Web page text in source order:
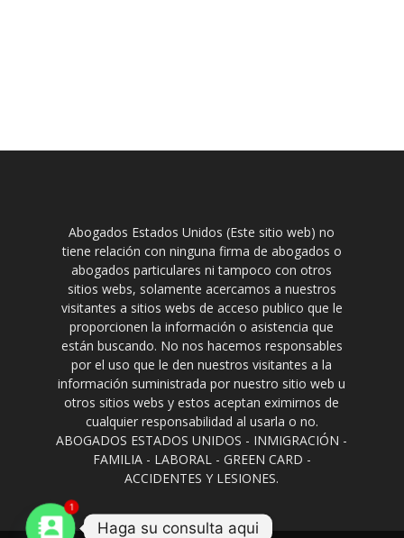
Abogados Estados Unidos (Este sitio web) no
tiene relación con ninguna firma de abogados o
abogados particulares ni tampoco con otros
sitios webs, solamente acercamos a nuestros
visitantes a sitios webs de acceso publico que le
proporcionen la información o asistencia que
están buscando. No nos hacemos responsables
por el uso que le den nuestros visitantes a la
información suministrada por nuestro sitio web u
otros sitios webs y estos aceptan eximirnos de
cualquier responsabilidad al usarla o no.
ABOGADOS ESTADOS UNIDOS - INMIGRACIÓN -
FAMILIA - LABORAL - GREEN CARD -
ACCIDENTES Y LESIONES.
1
Haga su consulta aqui